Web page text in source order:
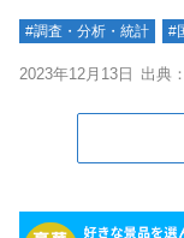
#調査・分析・統計 #
2023年12月13日 出典